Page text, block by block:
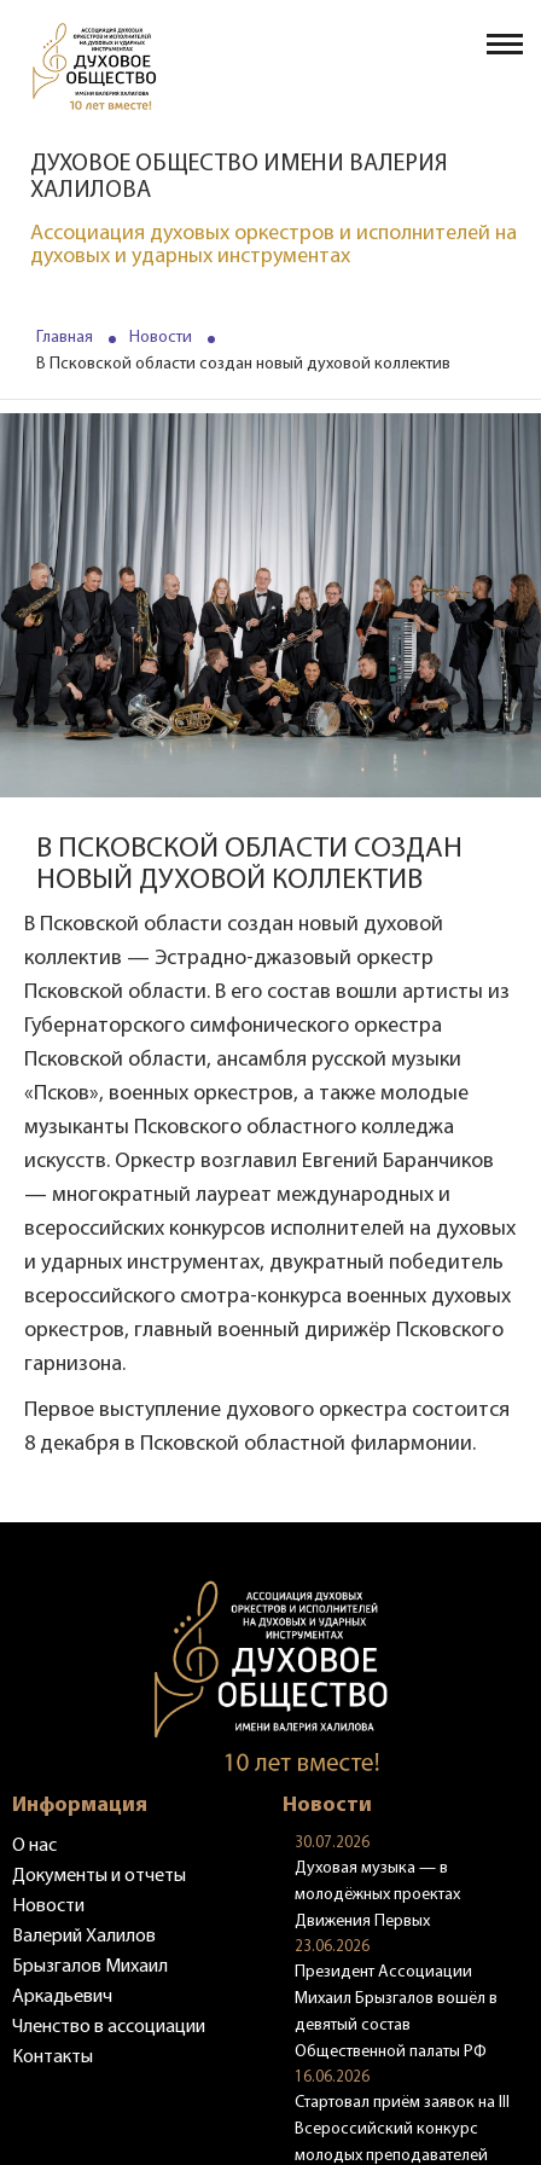
ДУХОВОЕ ОБЩЕСТВО ИМЕНИ ВАЛЕРИЯ
ХАЛИЛОВА
Ассоциация духовых оркестров и исполнителей на
духовых и ударных инструментах
Главная
Новости
В Псковской области создан новый духовой коллектив
В ПСКОВСКОЙ ОБЛАСТИ СОЗДАН
НОВЫЙ ДУХОВОЙ КОЛЛЕКТИВ
В Псковской области создан новый духовой
коллектив — Эстрадно-джазовый оркестр
Псковской области. В его состав вошли артисты из
Губернаторского симфонического оркестра
Псковской области, ансамбля русской музыки
«Псков», военных оркестров, а также молодые
музыканты Псковского областного колледжа
искусств. Оркестр возглавил Евгений Баранчиков
— многократный лауреат международных и
всероссийских конкурсов исполнителей на духовых
и ударных инструментах, двукратный победитель
всероссийского смотра-конкурса военных духовых
оркестров, главный военный дирижёр Псковского
гарнизона.
Первое выступление духового оркестра состоится
8 декабря в Псковской областной филармонии.
Информация
О нас
Документы и отчеты
Новости
Валерий Халилов
Брызгалов Михаил
Аркадьевич
Членство в ассоциации
Контакты
Новости
30.07.2026
Духовая музыка — в
молодёжных проектах
Движения Первых
23.06.2026
Президент Ассоциации
Михаил Брызгалов вошёл в
девятый состав
Общественной палаты РФ
16.06.2026
Стартовал приём заявок на III
Всероссийский конкурс
молодых преподавателей